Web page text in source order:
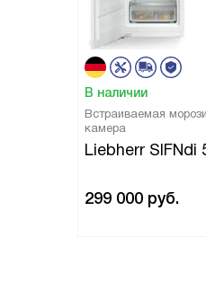
В наличии
Встраиваемая
камера
Liebherr SIFNdi
299 000 руб.